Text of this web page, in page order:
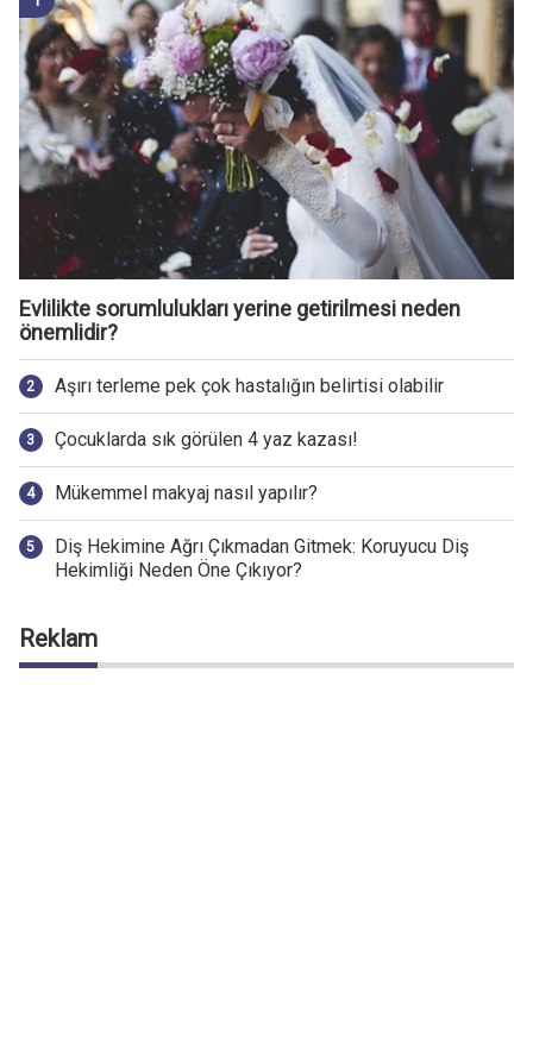
Evlilikte sorumlulukları yerine getirilmesi neden
önemlidir?
Aşırı terleme pek çok hastalığın belirtisi olabilir
Çocuklarda sık görülen 4 yaz kazası!
Mükemmel makyaj nasıl yapılır?
Diş Hekimine Ağrı Çıkmadan Gitmek: Koruyucu Diş
Hekimliği Neden Öne Çıkıyor?
Reklam